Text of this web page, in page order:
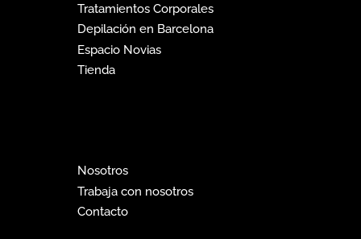
Tratamientos Corporales
Depilación en Barcelona
Espacio Novias
Tienda
Nosotros
Trabaja con nosotros
Contacto